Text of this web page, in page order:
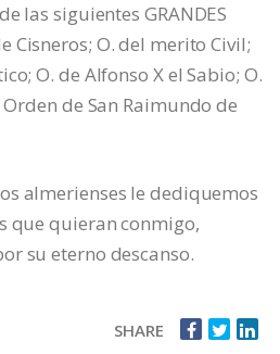
las siguientes GRANDES
Cisneros; O. del merito Civil;
O. de Alfonso X el Sabio; O.
de San Raimundo de
almerienses le dediquemos
que quieran conmigo,
su eterno descanso.
SHARE